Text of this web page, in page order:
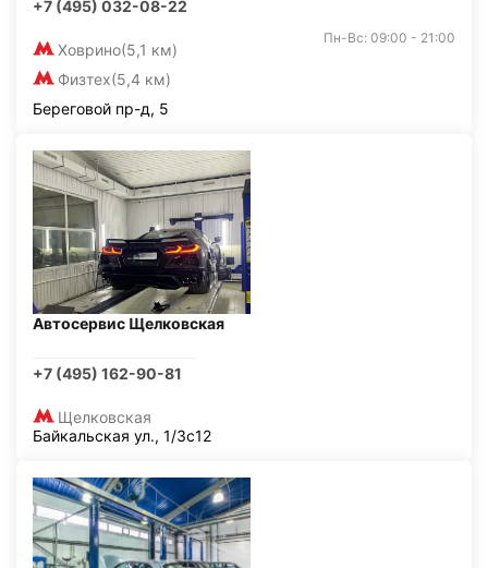
+7 (495) 032-08-22
Ховрино(5,1 км)
Физтех(5,4 км)
Пн-Вс: 09:00 - 21:00
Береговой пр-д, 5
Автосервис Щелковская
+7 (495) 162-90-81
Щелковская
Байкальская ул., 1/3с12